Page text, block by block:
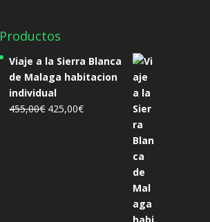
Productos
Viaje a la Sierra Blanca
de Malaga habitacion
individual
455,00€ El
425,00€El